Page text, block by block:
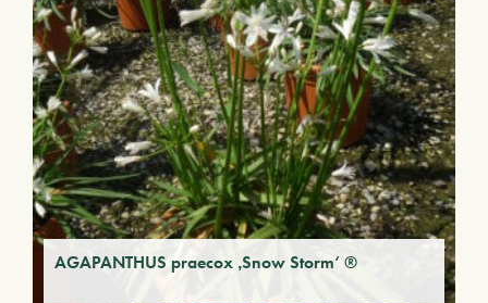
AGAPANTHUS praecox ‚Snow Storm‘ ®